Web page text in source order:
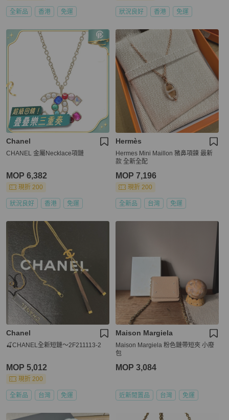
全新品 香港 免運 狀況良好 香港 免運
Chanel
CHANEL 金屬Necklace項鏈
MOP 6,382
現折 200
狀況良好 香港 免運
Hermès
Hermes Mini Maillon 豬鼻項鍊 最新
款 全新全配
MOP 7,196
現折 200
全新品 台灣 免運
Chanel
🍒CHANEL全新短鏈～2F211113-2
MOP 5,012
現折 200
全新品 台灣 免運
Maison Margiela
Maison Margiela 粉色鏈帶短夾 小廢
包
MOP 3,084
近新閒置品 台灣 免運